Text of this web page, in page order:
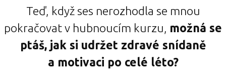
Teď, když ses nerozhodla se mnou
pokračovat v hubnoucím kurzu, možná se
ptáš, jak si udržet zdravé snídaně
a motivaci po celé léto?